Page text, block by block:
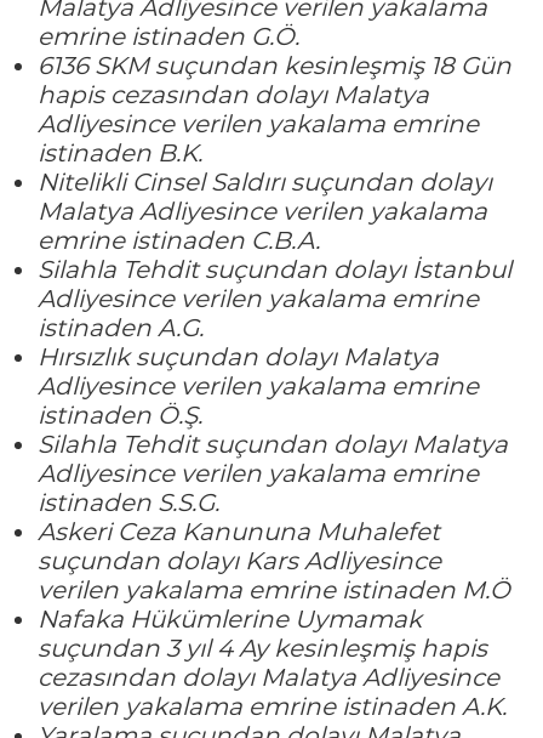
Malatya Adliyesince verilen yakalama
emrine istinaden G.Ö.
6136 SKM suçundan kesinleşmiş 18 Gün
hapis cezasından dolayı Malatya
Adliyesince verilen yakalama emrine
istinaden B.K.
Nitelikli Cinsel Saldırı suçundan dolayı
Malatya Adliyesince verilen yakalama
emrine istinaden C.B.A.
Silahla Tehdit suçundan dolayı İstanbul
Adliyesince verilen yakalama emrine
istinaden A.G.
Hırsızlık suçundan dolayı Malatya
Adliyesince verilen yakalama emrine
istinaden Ö.Ş.
Silahla Tehdit suçundan dolayı Malatya
Adliyesince verilen yakalama emrine
istinaden S.S.G.
Askeri Ceza Kanununa Muhalefet
suçundan dolayı Kars Adliyesince
verilen yakalama emrine istinaden M.Ö
Nafaka Hükümlerine Uymamak
suçundan 3 yıl 4 Ay kesinleşmiş hapis
cezasından dolayı Malatya Adliyesince
verilen yakalama emrine istinaden A.K.